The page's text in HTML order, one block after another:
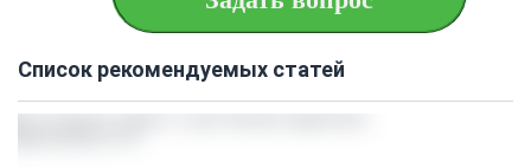
Список рекомендуемых статей